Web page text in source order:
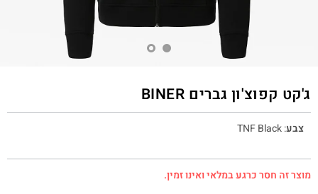
ג'קט קפוצ'ון גברים BINER
צבע:
TNF Black
מוצר זה חסר כרגע במלאי ואינו זמין.